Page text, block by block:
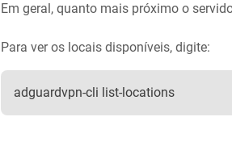
Em geral, quanto mais próximo o
Para ver os locais disponíveis, digite:
adguardvpn-cli list-locations